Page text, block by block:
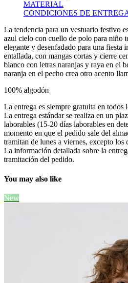
MATERIAL
CONDICIONES DE
La tendencia para un vestuario festivo
azul cielo con cuello de polo para niño
elegante y desenfadado para una fiesta
entallada, con mangas cortas y cierre
blanco con letras naranjas y raya en el
naranja en el pecho crea otro acento
100% algodón
La entrega es siempre gratuita en todos
La entrega estándar se realiza en un
laborables (15-20 días laborables en
momento en que el pedido sale del
tramitan de lunes a viernes, excepto los
La información detallada sobre la
tramitación del pedido.
You may also like
New